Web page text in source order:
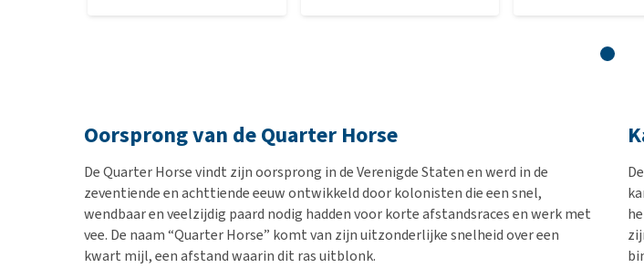
Oorsprong van de Quarter Horse
De Quarter Horse vindt zijn oorsprong in de Verenigde Staten en werd in de
zeventiende en achttiende eeuw ontwikkeld door kolonisten die een snel,
wendbaar en veelzijdig paard nodig hadden voor korte afstandsraces en werk met
vee. De naam “Quarter Horse” komt van zijn uitzonderlijke snelheid over een
kwart mijl, een afstand waarin dit ras uitblonk.